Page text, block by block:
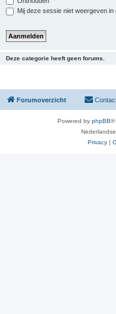
Mij deze sessie niet weergeven
Deze categorie heeft geen forums.
Forumoverzicht
Powered by phpBB®
Privacy |